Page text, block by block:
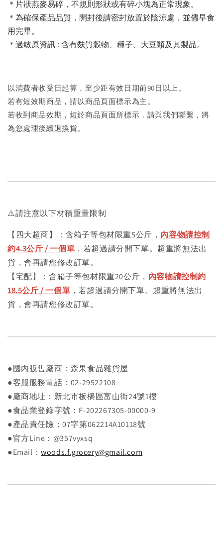
＊片狀燕麥易碎，不規則形狀或有碎小塊為正常現象。
＊為確保產品品質，開封後請密封放置於陰涼處，並儘早食
用完畢。
＊過敏原資訊 : 含有麩質穀物、種子、大豆類及其製品。
以消費者收受日起算，至少距有效日期前90日以上。
若有短效期商品，請以商品頁面標示為主。
若收到商品效期，短於商品頁面所標示，請與我們聯繫，將
為您處理後續退換貨。
⚠️請注意以下材積重量限制
【四大超商】：含箱子等包材限重5公斤， 內容物請控制
約4.3公斤 / 一個單 ，若超過請分開下單。超重將無法出
貨，會再請您修改訂單。
【宅配】：含箱子等包材限重20公斤， 內容物請控制約
18.5公斤 / 一個單 ，若超過請分開下單。超重將無法出
貨，會再請您修改訂單。
●國內販售廠商：森果食品雜貨屋
●客服服務電話：02-29522108
●廠商地址：新北市板橋區富山街24號1樓
●食品業登錄字號：F-202267305-00000-9
●產品責任險：07字第062214A10118號
●官方Line：@357vyxsq
●Email：woods.f.grocery@gmail.com